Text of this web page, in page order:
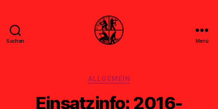
Suchen Menü
Kategorien
ALLGEMEIN
Einsatzinfo: 2016-